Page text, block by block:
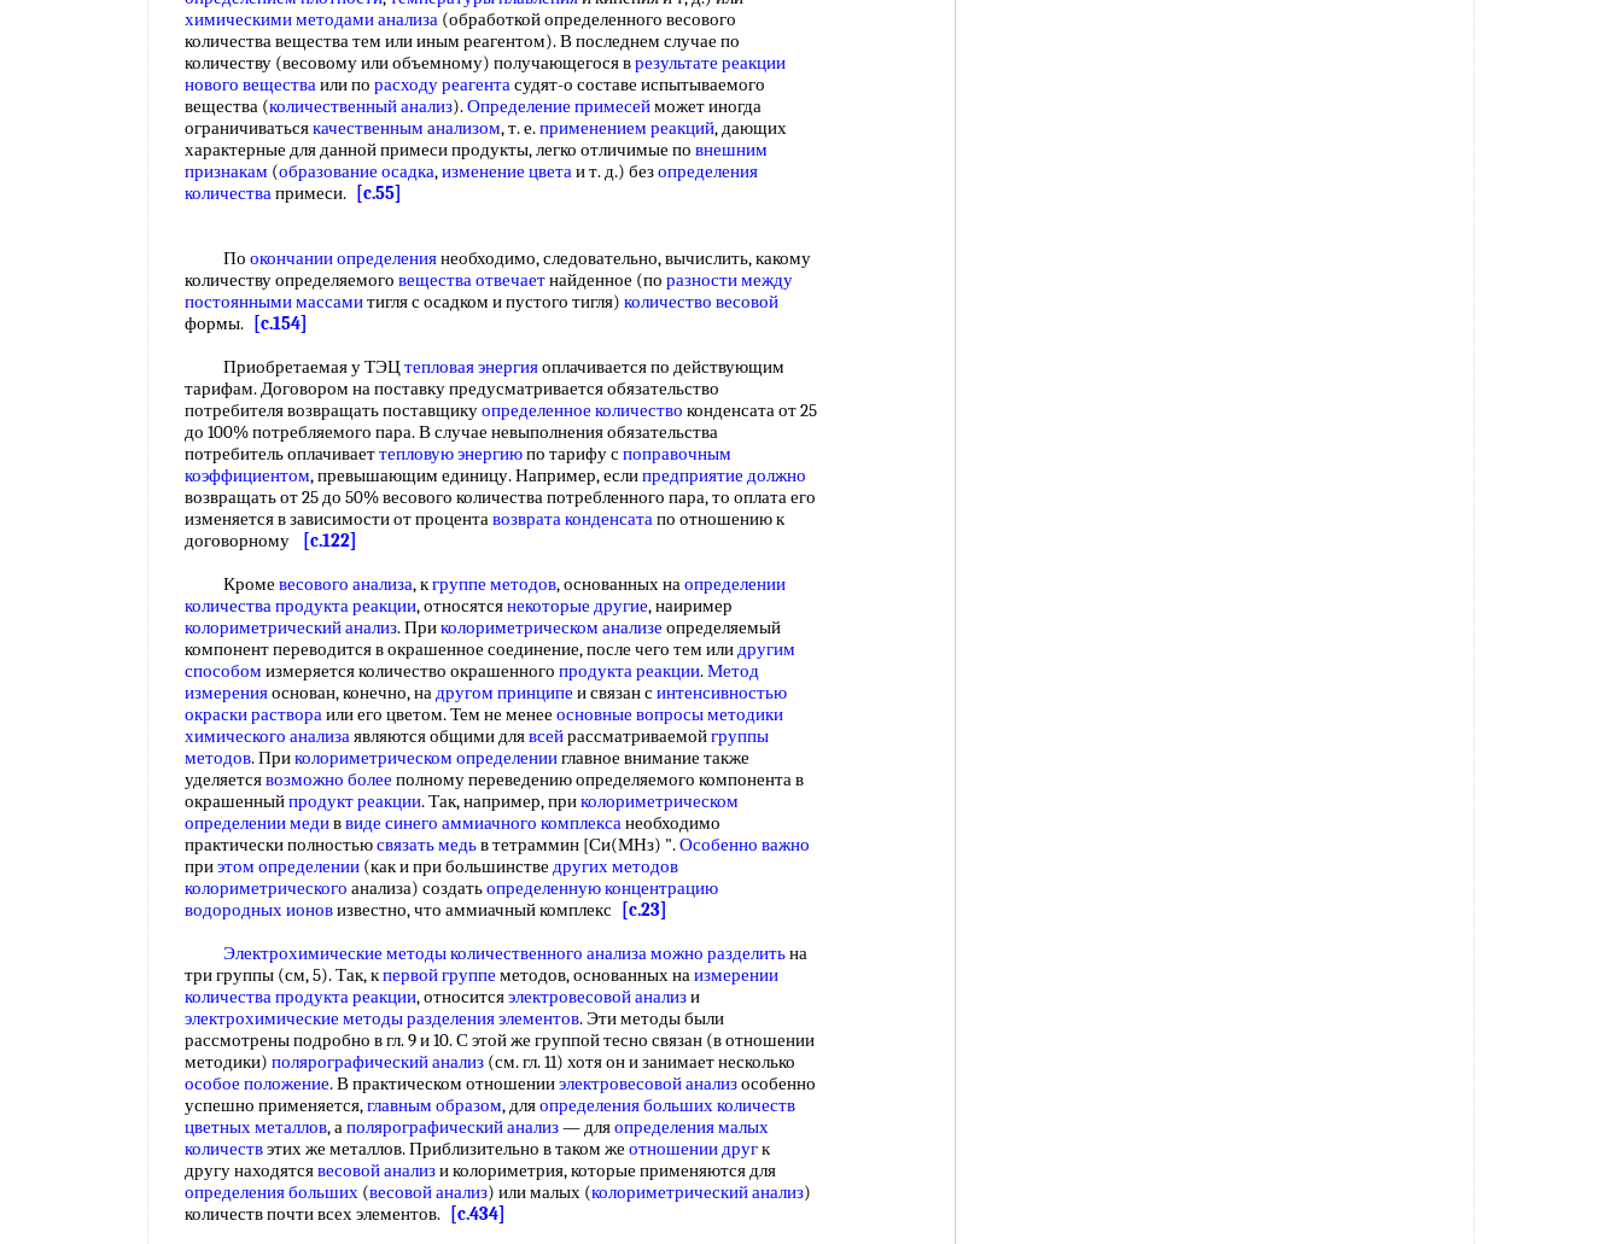
химическими методами анализа (обработкой определенного весового
количества вещества тем или иным реагентом). В последнем случае по
количеству (весовому или объемному) получающегося врезультате реакции
нового веществаили по расходу реагентасудят-о составе испытываемого
вещества (количественный анализ).Определение примесейможет иногда
ограничиватьсякачественным анализом, т. е.применением реакций, дающих
характерные для данной примеси продукты, легко отличимые по внешним
признакам (образование осадка,изменение цветаи т. д.) безопределения
количествапримеси. [c.55]
По окончании определениянеобходимо, следовательно, вычислить, какому
количеству определяемого вещества отвечаетнайденное (по разности между
постоянными массамитигля с осадком и пустого тигля) количество весовой
формы.
[c.154]
Приобретаемая у ТЭЦтепловая энергияоплачивается по действующим
тарифам. Договором на поставку предусматривается обязательство
потребителя возвращать поставщикуопределенное количество конденсата от 25
до 100% потребляемого пара. В случае невыполнения обязательства
потребитель оплачиваеттепловую энергиюпо тарифу споправочным
коэффициентом, превышающим единицу. Например, еслипредприятие должно
возвращать от 25 до 50% весового количества потребленного пара, то оплата его
изменяется в зависимости от процентавозврата конденсатапо отношению к
договорному
[c.122]
Кроме весового анализа, кгруппе методов, основанных наопределении
количествапродукта реакции, относятсянекоторые другие, наиример
колориметрический анализ. Приколориметрическом анализе определяемый
компонент переводится в окрашенное соединение, после чего тем илидругим
способом измеряется количество окрашенного продукта реакции.Метод
измеренияоснован, конечно, надругом принципе и связан синтенсивностью
окраски раствораили его цветом. Тем не менее основные вопросыметодики
химического анализаявляются общими длявсейрассматриваемойгруппы
методов. Приколориметрическом определенииглавное внимание также
уделяетсявозможно более полному переведению определяемого компонента в
окрашенныйпродукт реакции. Так, например, приколориметрическом
определении медиввиде синего аммиачного комплексанеобходимо
практически полностьюсвязать медьв тетраммин [Си(МНз) ".Особенно важно
приэтом определении (как и при большинстве других методов
колориметрического анализа) создатьопределенную концентрацию
водородных ионовизвестно, что аммиачный комплекс
[c.23]
Электрохимические методы количественного анализаможно разделитьна
три группы (см, 5). Так, кпервой группе методов, основанных наизмерении
количествапродукта реакции, относитсяэлектровесовой анализи
электрохимические методы разделения элементов. Эти методы были
рассмотрены подробно в гл. 9 и 10. С этой же группой тесно связан (в отношении
методики) полярографический анализ (см. гл. 11) хотя он и занимает несколько
особое положение. В практическом отношенииэлектровесовой анализособенно
успешно применяется,главным образом, дляопределения больших количеств
цветных металлов, аполярографический анализ— дляопределения малых
количествэтих же металлов. Приблизительно в таком же отношении другк
другу находятсявесовой анализи колориметрия, которые применяются для
определения больших (весовой анализ) или малых (колориметрический анализ)
количеств почти всех элементов.
[c.434]